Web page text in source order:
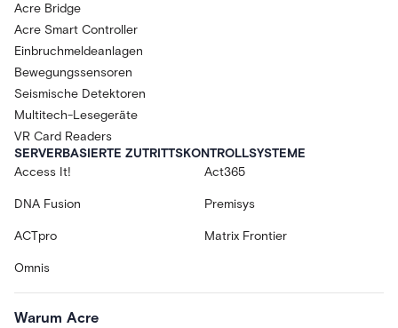
Acre Bridge
Acre Smart Controller
Einbruchmeldeanlagen
Bewegungssensoren
Seismische Detektoren
Multitech-Lesegeräte
VR Card Readers
SERVERBASIERTE ZUTRITTSKONTROLLSYSTEME
Access It!
Act365
DNA Fusion Premisys
ACTpro Matrix Frontier
Omnis
Warum Acre